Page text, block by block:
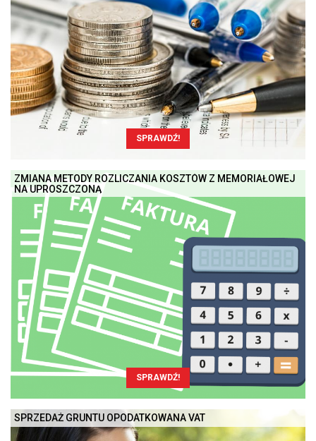
SPRAWDŹ!
ZMIANA METODY ROZLICZANIA KOSZTÓW Z MEMORIAŁOWEJ
NA UPROSZCZONĄ
SPRAWDŹ!
SPRZEDAŻ GRUNTU OPODATKOWANA VAT